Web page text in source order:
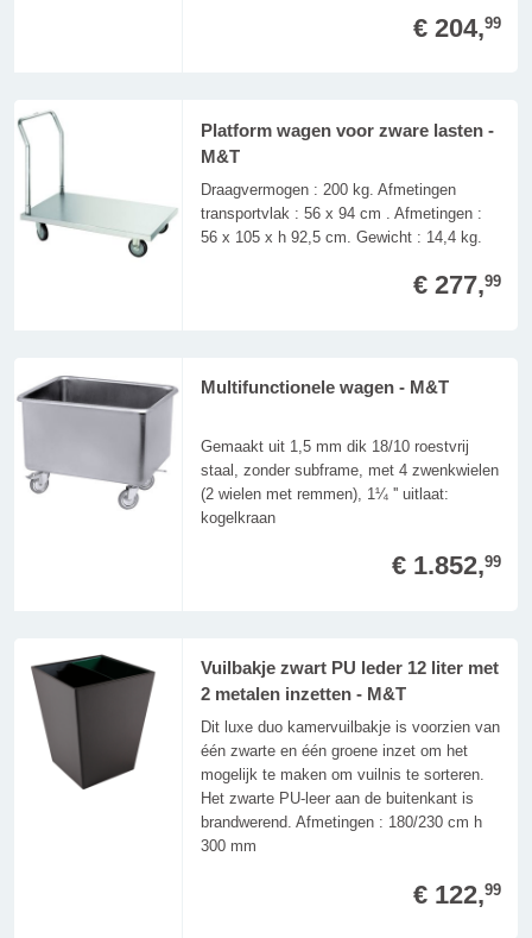
€ 204,99
Platform wagen voor zware lasten -
M&T
Draagvermogen : 200 kg. Afmetingen
transportvlak : 56 x 94 cm . Afmetingen :
56 x 105 x h 92,5 cm. Gewicht : 14,4 kg.
€ 277,99
Multifunctionele wagen - M&T
Gemaakt uit 1,5 mm dik 18/10 roestvrij
staal, zonder subframe, met 4 zwenkwielen
(2 wielen met remmen), 1¼ '' uitlaat:
kogelkraan
€ 1.852,99
Vuilbakje zwart PU leder 12 liter met
2 metalen inzetten - M&T
Dit luxe duo kamervuilbakje is voorzien van
één zwarte en één groene inzet om het
mogelijk te maken om vuilnis te sorteren.
Het zwarte PU-leer aan de buitenkant is
brandwerend. Afmetingen : 180/230 cm h
300 mm
€ 122,99